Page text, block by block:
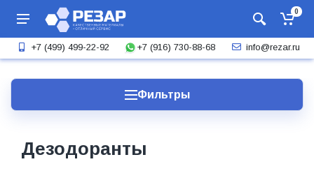
0
+7 (499) 499-22-92 +7 (916) 730-88-68 info@rezar.ru
Фильтры
Дезодоранты